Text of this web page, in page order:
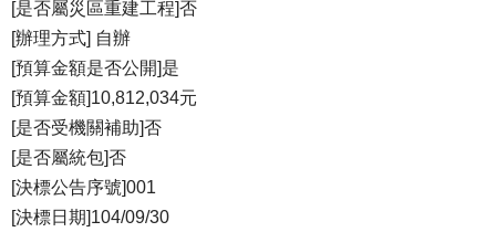
[是否屬災區重建工程]否
[辦理方式] 自辦
[預算金額是否公開]是
[預算金額]10,812,034元
[是否受機關補助]否
[是否屬統包]否
[決標公告序號]001
[決標日期]104/09/30